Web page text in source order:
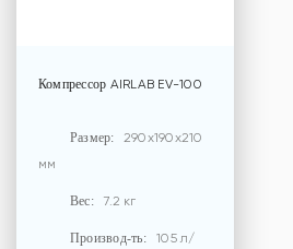
Компрессор AIRLAB EV-100
Размер:
290x190x210
мм
Вес: 7.2 кг
Производ-ть:
105 л/